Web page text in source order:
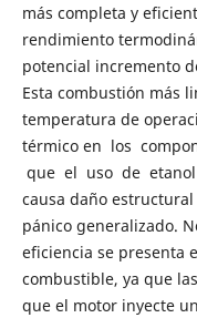
más completa y
rendimiento
potencial incremento
Esta combustión más
temperatura de
térmico en los
que el uso de etanol
causa daño
pánico generalizado.
eficiencia se presenta
combustible, ya que
que el motor inyecte